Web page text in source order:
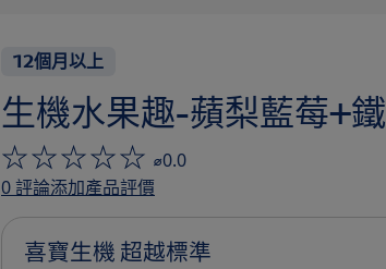
12個月以上
生機水果趣-蘋梨藍莓+鐵
⌀0.0
0評論添加產品評價
喜寶生機 超越標準